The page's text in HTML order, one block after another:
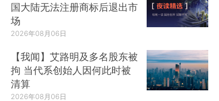
国大陆无法注册商标后退出市
场
2026年08月06日
【我闻】艾路明及多名股东被
拘 当代系创始人因何此时被
清算
2026年08月06日